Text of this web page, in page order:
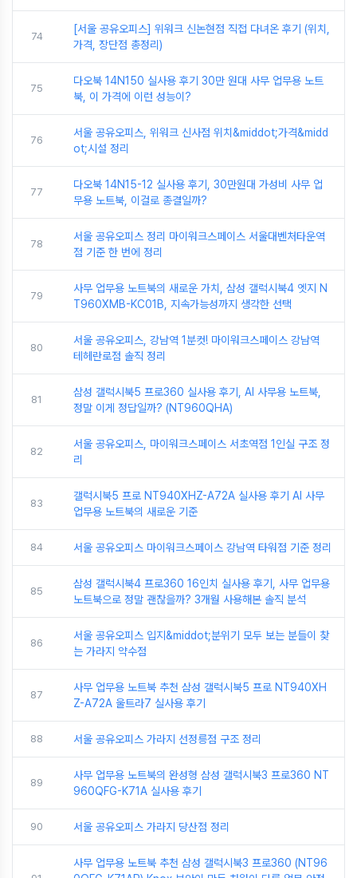
74
[서울 공유오피스] 위워크 신논현점 직접 다녀온 후기 (위치,
가격, 장단점 총정리)
75
다오북 14N150 실사용 후기 30만 원대 사무 업무용 노트
북, 이 가격에 이런 성능이?
76
서울 공유오피스, 위워크 신사점 위치&middot;가격&midd
ot;시설 정리
77
다오북 14N15-12 실사용 후기, 30만원대 가성비 사무 업
무용 노트북, 이걸로 종결일까?
78
서울 공유오피스 정리 마이워크스페이스 서울대벤처타운역
점 기준 한 번에 정리
79
사무 업무용 노트북의 새로운 가치, 삼성 갤럭시북4 엣지 N
T960XMB-KC01B, 지속가능성까지 생각한 선택
80
서울 공유오피스, 강남역 1분컷! 마이워크스페이스 강남역
테헤란로점 솔직 정리
81
삼성 갤럭시북5 프로360 실사용 후기, AI 사무용 노트북,
정말 이게 정답일까? (NT960QHA)
82
서울 공유오피스, 마이워크스페이스 서초역점 1인실 구조 정
리
83
갤럭시북5 프로 NT940XHZ-A72A 실사용 후기 AI 사무
업무용 노트북의 새로운 기준
84 서울 공유오피스 마이워크스페이스 강남역 타워점 기준 정리
85
삼성 갤럭시북4 프로360 16인치 실사용 후기, 사무 업무용
노트북으로 정말 괜찮을까? 3개월 사용해본 솔직 분석
86
서울 공유오피스 입지&middot;분위기 모두 보는 분들이 찾
는 가라지 약수점
87
사무 업무용 노트북 추천 삼성 갤럭시북5 프로 NT940XH
Z-A72A 울트라7 실사용 후기
88 서울 공유오피스 가라지 선정릉점 구조 정리
89
사무 업무용 노트북의 완성형 삼성 갤럭시북3 프로360 NT
960QFG-K71A 실사용 후기
90 서울 공유오피스 가라지 당산점 정리
사무 업무용 노트북 추천 삼성 갤럭시북3 프로360 (NT96